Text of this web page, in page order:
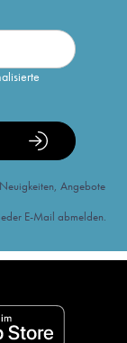
Angebote
E-Mail abmelden.